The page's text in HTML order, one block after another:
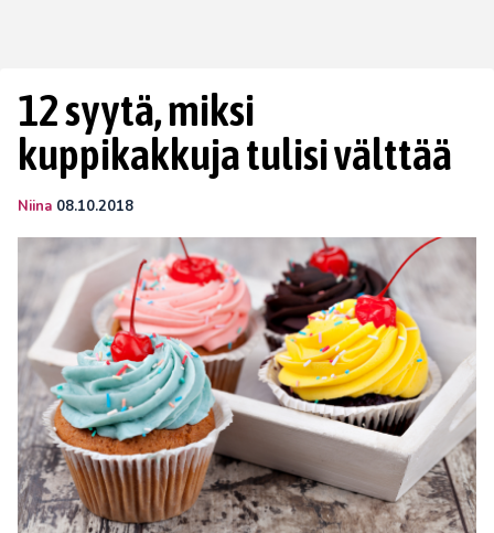
12 syytä, miksi
kuppikakkuja tulisi välttää
Niina 08.10.2018